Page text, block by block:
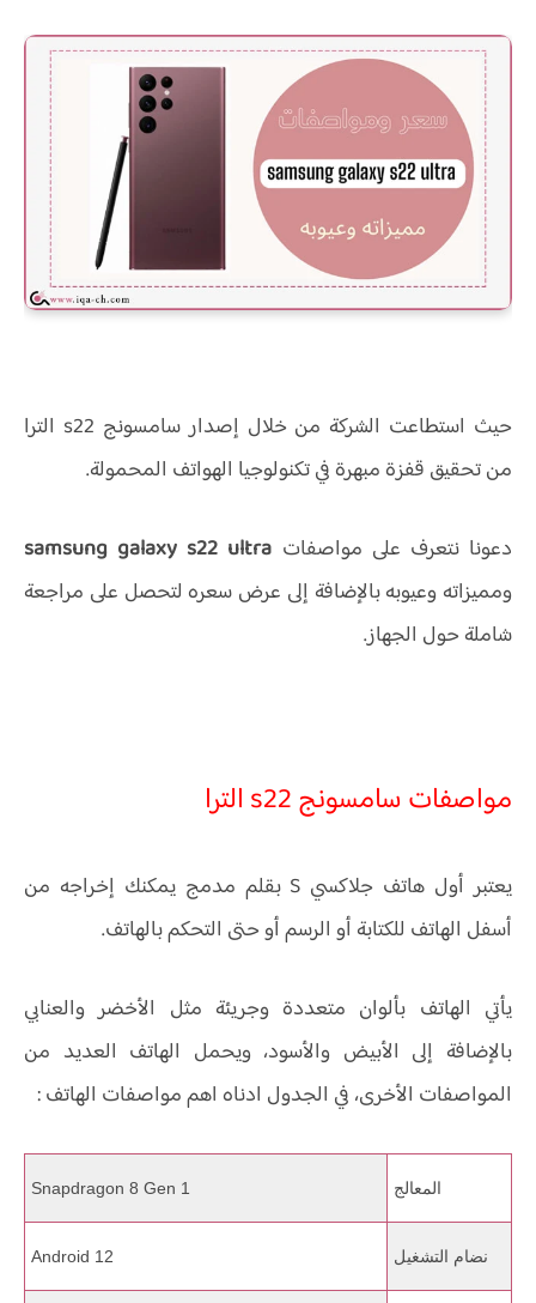
حيث استطاعت الشركة من خلال إصدار سامسونج s22 الترا
من تحقيق قفزة مبهرة في تكنولوجيا الهواتف المحمولة.
دعونا نتعرف على مواصفات samsung galaxy s22 ultra
ومميزاته وعيوبه بالإضافة إلى عرض سعره لتحصل على مراجعة
شاملة حول الجهاز.
مواصفات سامسونج s22 الترا
يعتبر أول هاتف جلاكسي S بقلم مدمج يمكنك إخراجه من
أسفل الهاتف للكتابة أو الرسم أو حتى التحكم بالهاتف.
يأتي الهاتف بألوان متعددة وجريئة مثل الأخضر والعنابي
بالإضافة إلى الأبيض والأسود، ويحمل الهاتف العديد من
المواصفات الأخرى، في الجدول ادناه اهم مواصفات الهاتف :
المعالج Snapdragon 8 Gen 1
نضام التشغيل Android 12